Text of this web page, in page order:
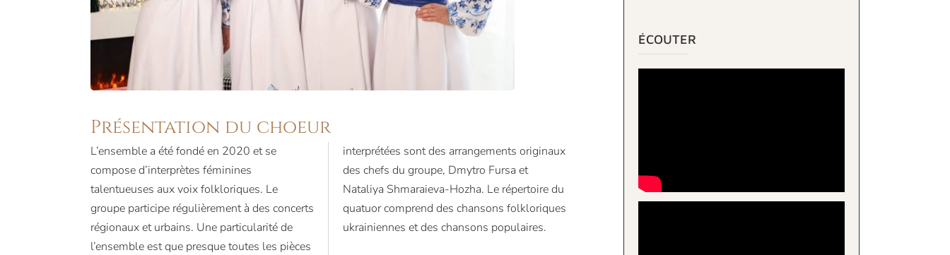
Présentation du choeur
L’ensemble a été fondé en 2020 et se
compose d’interprètes féminines
talentueuses aux voix folkloriques. Le
groupe participe régulièrement à des concerts
régionaux et urbains. Une particularité de
l’ensemble est que presque toutes les pièces
interprétées sont des arrangements originaux
des chefs du groupe, Dmytro Fursa et
Nataliya Shmaraieva-Hozha. Le répertoire du
quatuor comprend des chansons folkloriques
ukrainiennes et des chansons populaires.
ÉCOUTER